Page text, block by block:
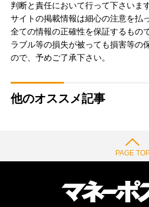
判断と責任において行って下さいま
サイトの掲載情報は細心の注意を払
全ての情報の正確性を保証するもの
ラブル等の損失が被っても損害等の
ので、予めご了承下さい。
他のオススメ記事
PAGE